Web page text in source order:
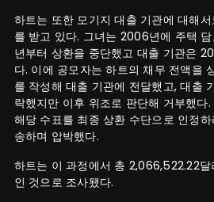
하트는 또한 모기지 대출 기관에 대해
를 받고 있다. 그녀는 2006년에 주택
년부터 상환을 중단했고 대출 기관은
다. 이에 공모자는 하트의 채무 전액을
를 작성해 대출 기관에 전달했고, 대출
락했지만 이후 위조로 판단해 거부했다
해당 수표를 최종 상환 수단으로 인정
송하며 압박했다.
하트는 이 과정에서 총 2,066,522.22달
인 것으로 조사됐다.